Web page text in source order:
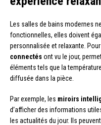
Les salles de bains modernes
fonctionnelles, elles doivent
personnalisée et relaxante.
connectés ont vu le jour,
éléments tels que la
diffusée dans la pièce.
Par exemple, les miroirs
d’afficher des informations
les actualités du jour. Ils